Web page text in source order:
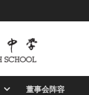
董事会阵容